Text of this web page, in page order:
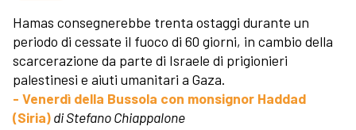
Hamas consegnerebbe trenta ostaggi durante un
periodo di cessate il fuoco di 60 giorni, in cambio della
scarcerazione da parte di Israele di prigionieri
palestinesi e aiuti umanitari a Gaza.
- Venerdì della Bussola con monsignor Haddad
(Siria)di Stefano Chiappalone